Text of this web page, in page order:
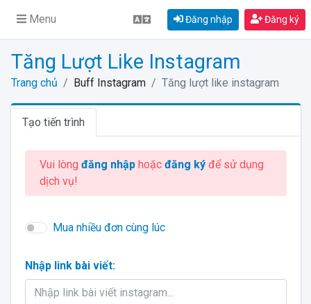
Menu Đăng nhập Đăng ký
Tăng Lượt Like Instagram
Trang chủ Buff Instagram Tăng lượt like instagram
Tạo tiến trình
Vui lòng đăng nhậphoặc đăng kýđể sử dụng
dịch vụ!
Mua nhiều đơn cùng lúc
Nhập link bài viết: